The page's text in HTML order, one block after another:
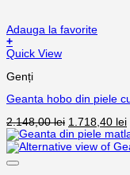
Adauga la favorite
+
Quick View
Genți
Geanta hobo din piele
2.148,00lei 1.718,40 lei